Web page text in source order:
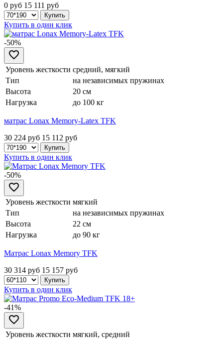
0 руб 15 111 руб
Купить в один клик
-50%
Уровень жесткости средний, мягкий
Тип
на независимых пружинах
Высота
20 см
Нагрузка
до 100 кг
матрас Lonax Memory-Latex TFK
30 224 руб 15 112 руб
Купить в один клик
-50%
Уровень жесткости мягкий
Тип
на независимых пружинах
Высота
22 см
Нагрузка
до 90 кг
Матрас Lonax Memory TFK
30 314 руб 15 157 руб
Купить в один клик
-41%
Уровень жесткости мягкий, средний